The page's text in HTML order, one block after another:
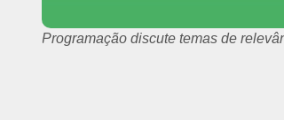
Programação discute temas de